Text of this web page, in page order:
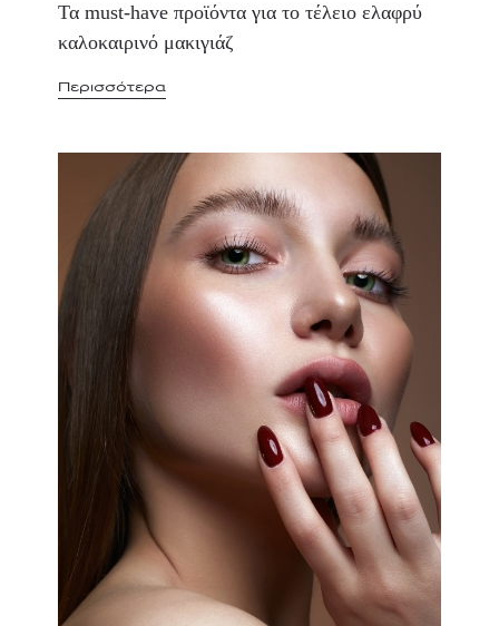
Τα must-have προϊόντα για το τέλειο ελαφρύ
καλοκαιρινό μακιγιάζ
Περισσότερα